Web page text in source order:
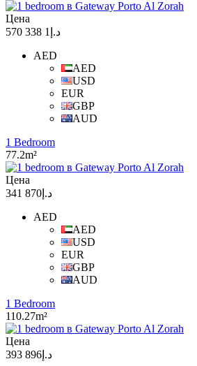
Цена
د.إ1 338 570
AED
AED
USD
EUR
GBP
AUD
1 Bedroom
77.2m²
Цена
د.إ870 341
AED
AED
USD
EUR
GBP
AUD
1 Bedroom
110.27m²
Цена
د.إ896 393